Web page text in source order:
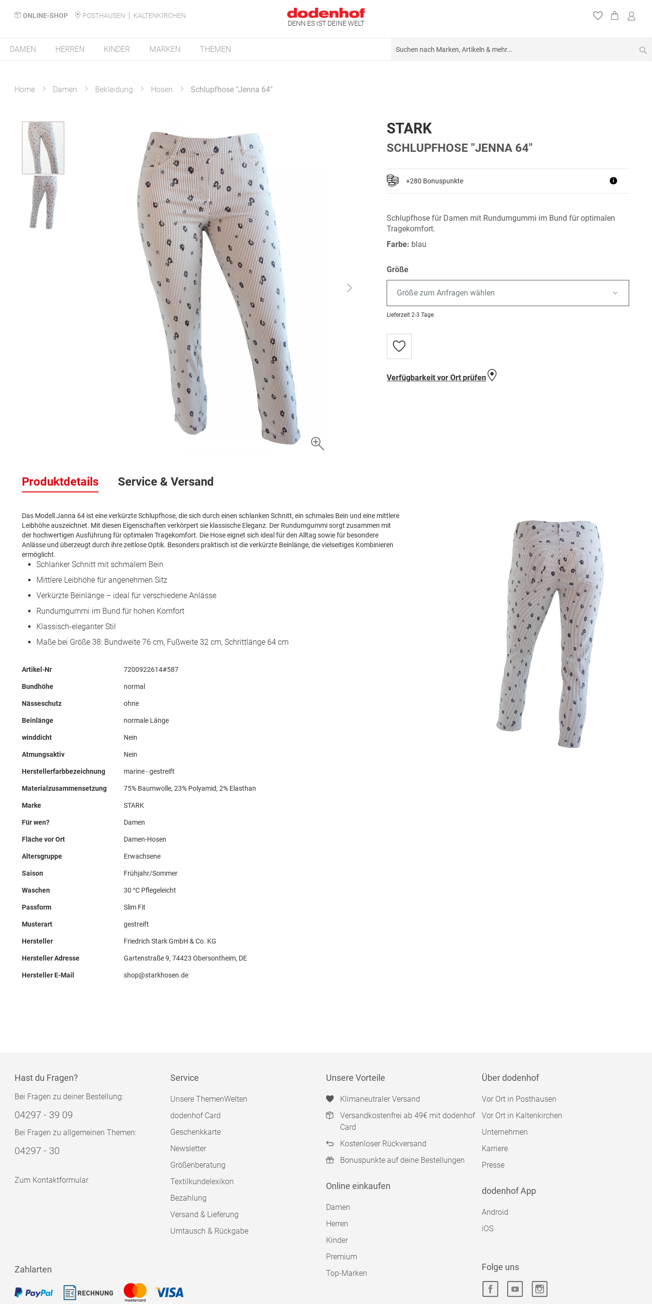
ONLINE-SHOP POSTHAUSEN
KALTENKIRCHEN
DENN ES IST DEINE WELT
DAMEN HERREN KINDER MARKEN THEMEN
Home Damen Bekleidung Hosen Schlupfhose "Jenna 64"
Zum
Ende
der
Bildergalerie
springen
der
Bildergalerie
STARK
SCHLUPFHOSE "JENNA 64"
+280 Bonuspunkte i
Schlupfhose für Damen mit Rundumgummi im Bund für optimalen
Tragekomfort.
Farbe: blau
Größe
Größe zum Anfragen wählen
Lieferzeit 2-3 Tage
Zur
Wunschliste
Verfügbarkeit vor Ort prüfen
Produktdetails
Das Modell Janna 64 ist eine verkürzte Schlupfhose, die sich durch einen schlanken Schnitt, ein schmales Bein und eine mittlere
Leibhöhe auszeichnet. Mit diesen Eigenschaften verkörpert sie klassische Eleganz. Der Rundumgummi sorgt zusammen mit
der hochwertigen Ausführung für optimalen Tragekomfort. Die Hose eignet sich ideal für den Alltag sowie für besondere
Anlässe und überzeugt durch ihre zeitlose Optik. Besonders praktisch ist die verkürzte Beinlänge, die vielseitiges Kombinieren
ermöglicht.
Schlanker Schnitt mit schmalem Bein
Mittlere Leibhöhe für angenehmen Sitz
Verkürzte Beinlänge – ideal für verschiedene Anlässe
Rundumgummi im Bund für hohen Komfort
Klassisch-eleganter Stil
Maße bei Größe 38: Bundweite 76 cm, Fußweite 32 cm, Schrittlänge 64 cm
Mehr
Artikel-Nr 7200922614#587
Bundhöhe normal
Nässeschutz ohne
Beinlänge normale Länge
winddicht Nein
Atmungsaktiv Nein
Herstellerfarbbezeichnung marine - gestreift
Materialzusammensetzung 75% Baumwolle, 23% Polyamid, 2% Elasthan
Marke STARK
Für wen? Damen
Fläche vor Ort Damen-Hosen
Altersgruppe Erwachsene
Saison Frühjahr/Sommer
Waschen 30 °C Pflegeleicht
Passform Slim Fit
Musterart gestreift
Hersteller Friedrich Stark GmbH & Co. KG
Hersteller Adresse Gartenstraße 9, 74423 Obersontheim, DE
Hersteller E-Mail shop@starkhosen.de
Service & Versand
Hast du Fragen?
Bei Fragen zu deiner Bestellung:
04297 - 39 09
Bei Fragen zu allgemeinen Themen:
04297 - 30
Zum Kontaktformular
Service
Unsere ThemenWelten
dodenhof Card
Geschenkkarte
Newsletter
Größenberatung
Textilkundelexikon
Bezahlung
Versand & Lieferung
Umtausch & Rückgabe
Unsere Vorteile
Klimaneutraler Versand
Versandkostenfrei ab 49€ mit dodenhof
Card
Kostenloser Rückversand
Bonuspunkte auf deine Bestellungen
Online einkaufen
Damen
Herren
Kinder
Premium
Top-Marken
Über dodenhof
Vor Ort in Posthausen
Vor Ort in Kaltenkirchen
Unternehmen
Karriere
Presse
dodenhof App
Android
iOS
Zahlarten Folge uns